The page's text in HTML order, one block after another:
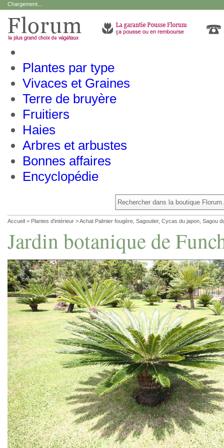
Chargement...
Plantes par type
Vivaces et Graines
Terre de bruyère
Fruitiers
Haies
Arbres et arbustes
Bonnes affaires
Encyclopédie
Accueil > Plantes d'intérieur >Achat Palmier fougère, Sagoutier, Cycas du japon, Sagou
Jardin botanique de